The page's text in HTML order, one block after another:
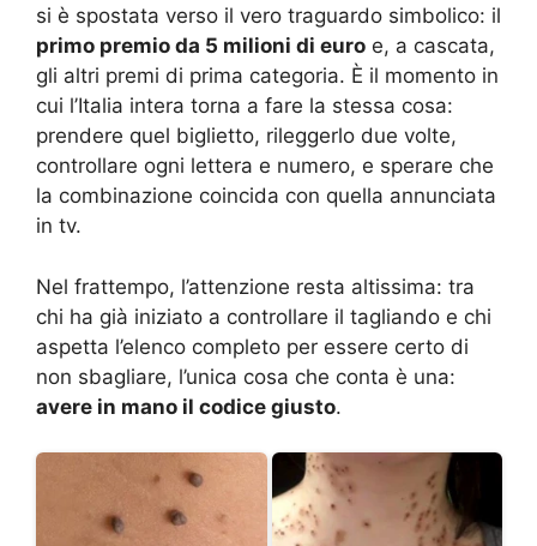
si è spostata verso il vero traguardo simbolico: il
primo premio da 5 milioni di euro e, a cascata,
gli altri premi di prima categoria. È il momento in
cui l’Italia intera torna a fare la stessa cosa:
prendere quel biglietto, rileggerlo due volte,
controllare ogni lettera e numero, e sperare che
la combinazione coincida con quella annunciata
in tv.
Nel frattempo, l’attenzione resta altissima: tra
chi ha già iniziato a controllare il tagliando e chi
aspetta l’elenco completo per essere certo di
non sbagliare, l’unica cosa che conta è una:
avere in mano il codice giusto.